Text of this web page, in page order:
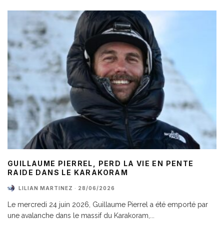
GUILLAUME PIERREL, PERD LA VIE EN PENTE
RAIDE DANS LE KARAKORAM
LILIAN MARTINEZ · 28/06/2026
Le mercredi 24 juin 2026, Guillaume Pierrel a été emporté par
une avalanche dans le massif du Karakoram,...